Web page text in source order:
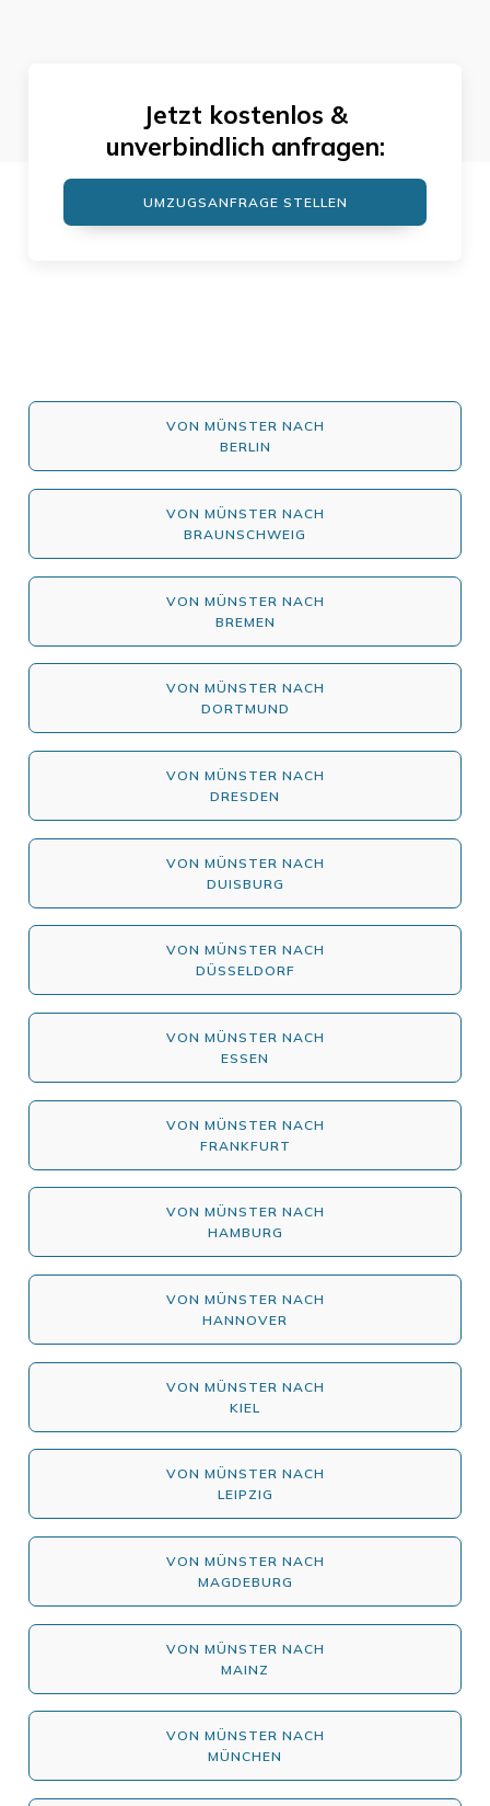
Jetzt kostenlos &
unverbindlich anfragen:
UMZUGSANFRAGE STELLEN
VON MÜNSTER NACH
BERLIN
VON MÜNSTER NACH
BRAUNSCHWEIG
VON MÜNSTER NACH
BREMEN
VON MÜNSTER NACH
DORTMUND
VON MÜNSTER NACH
DRESDEN
VON MÜNSTER NACH
DUISBURG
VON MÜNSTER NACH
DÜSSELDORF
VON MÜNSTER NACH
ESSEN
VON MÜNSTER NACH
FRANKFURT
VON MÜNSTER NACH
HAMBURG
VON MÜNSTER NACH
HANNOVER
VON MÜNSTER NACH
KIEL
VON MÜNSTER NACH
LEIPZIG
VON MÜNSTER NACH
MAGDEBURG
VON MÜNSTER NACH
MAINZ
VON MÜNSTER NACH
MÜNCHEN